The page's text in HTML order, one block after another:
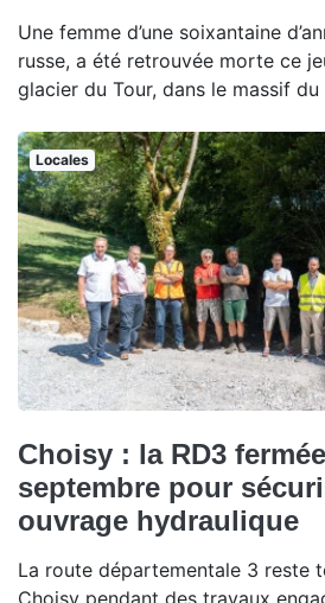
Une femme d’une soixantaine
russe, a été retrouvée morte ce
glacier du Tour, dans le massif
Locales
Choisy : la RD3
septembre pour
ouvrage hydraulique
La route départementale 3 reste